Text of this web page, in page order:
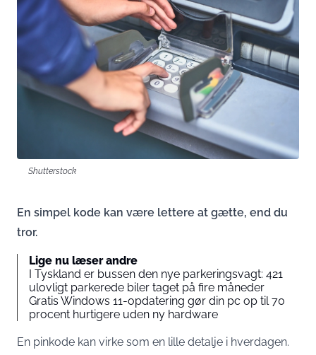
Shutterstock
En simpel kode kan være lettere at gætte, end du
tror.
Lige nu læser andre
I Tyskland er bussen den nye parkeringsvagt: 421
ulovligt parkerede biler taget på fire måneder
Gratis Windows 11-opdatering gør din pc op til 70
procent hurtigere uden ny hardware
En pinkode kan virke som en lille detalje i hverdagen.